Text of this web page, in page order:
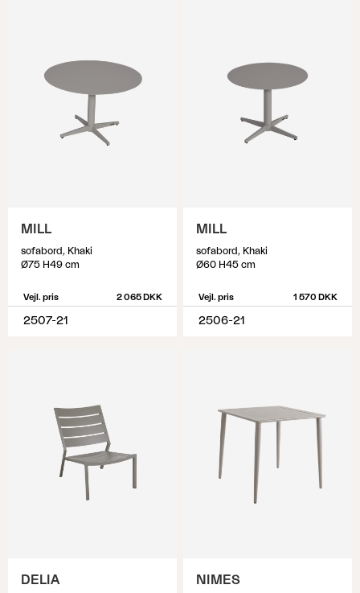
MILL
sofabord, Khaki
Ø75 H49 cm
Vejl. pris 2 065 DKK
2507-21
MILL
sofabord, Khaki
Ø60 H45 cm
Vejl. pris 1 570 DKK
2506-21
DELIA NIMES